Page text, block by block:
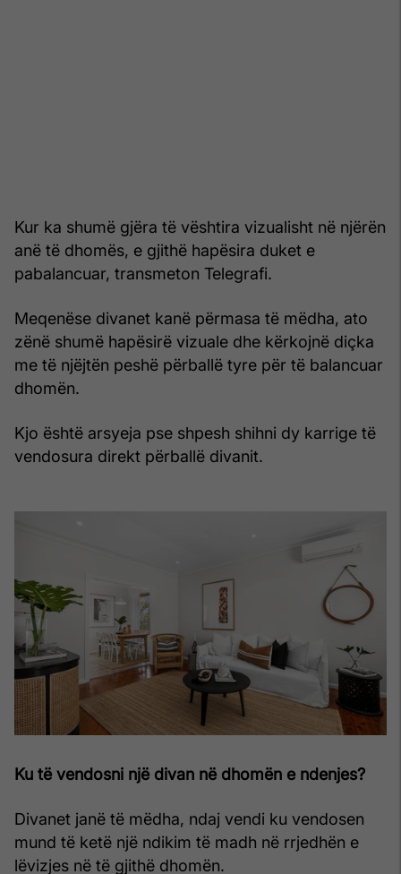
Kur ka shumë gjëra të vështira vizualisht në njërën
anë të dhomës, e gjithë hapësira duket e
pabalancuar, transmeton Telegrafi.
Meqenëse divanet kanë përmasa të mëdha, ato
zënë shumë hapësirë vizuale dhe kërkojnë diçka
me të njëjtën peshë përballë tyre për të balancuar
dhomën.
Kjo është arsyeja pse shpesh shihni dy karrige të
vendosura direkt përballë divanit.
Ku të vendosni një divan në dhomën e ndenjes?
Divanet janë të mëdha, ndaj vendi ku vendosen
mund të ketë një ndikim të madh në rrjedhën e
lëvizjes në të gjithë dhomën.